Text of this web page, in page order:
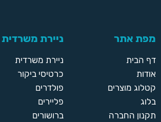
מפת אתר
דף הבית
אודות
קטלוג מוצרים
בלוג
תקנון החברה
ניירת משרדית
ניירת משרדית
כרטיסי ביקור
פולדרים
פליירים
ברושורים